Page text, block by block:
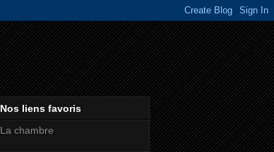
Nos liens favoris
La chambre